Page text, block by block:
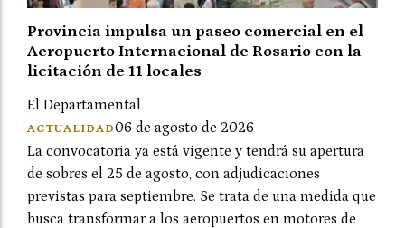
Provincia impulsa un paseo comercial en el
Aeropuerto Internacional de Rosario con la
licitación de 11 locales
El Departamental
ACTUALIDAD06 de agosto de 2026
La convocatoria ya está vigente y tendrá su apertura
de sobres el 25 de agosto, con adjudicaciones
previstas para septiembre. Se trata de una medida que
busca transformar a los aeropuertos en motores de